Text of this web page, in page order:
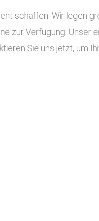
schaffen. Wir legen
zur Verfügung. Unser
Sie uns jetzt, um